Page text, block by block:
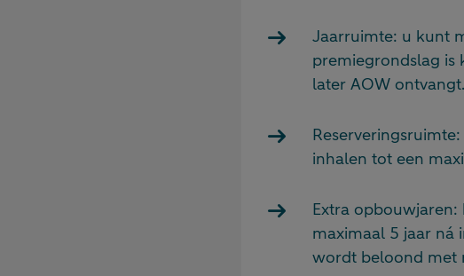
Jaarruimte: u kunt
premiegrondslag is
later AOW
inhalen tot een
Extra
maximaal 5 jaar ná
wordt beloond met